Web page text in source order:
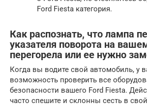
Ford Fiesta категория.
Как распознать, что лампа
указателя поворота на
перегорела или ее нужно
Когда вы водите свой автомобиль, у
возможность проверить все
безопасности вашего Ford Fiesta.
часто спешите и склонны сесть в